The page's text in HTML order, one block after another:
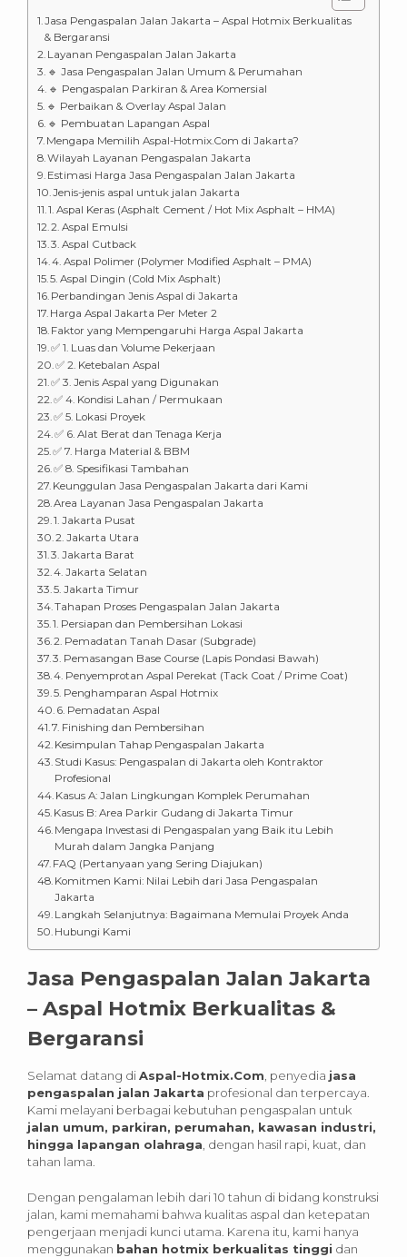
Jasa Pengaspalan Jalan Jakarta – Aspal Hotmix Berkualitas
& Bergaransi
Layanan Pengaspalan Jalan Jakarta
🔹 Jasa Pengaspalan Jalan Umum & Perumahan
🔹 Pengaspalan Parkiran & Area Komersial
🔹 Perbaikan & Overlay Aspal Jalan
🔹 Pembuatan Lapangan Aspal
Mengapa Memilih Aspal-Hotmix.Com di Jakarta?
Wilayah Layanan Pengaspalan Jakarta
Estimasi Harga Jasa Pengaspalan Jalan Jakarta
Jenis-jenis aspal untuk jalan Jakarta
1. Aspal Keras (Asphalt Cement / Hot Mix Asphalt – HMA)
2. Aspal Emulsi
3. Aspal Cutback
4. Aspal Polimer (Polymer Modified Asphalt – PMA)
5. Aspal Dingin (Cold Mix Asphalt)
Perbandingan Jenis Aspal di Jakarta
Harga Aspal Jakarta Per Meter 2
Faktor yang Mempengaruhi Harga Aspal Jakarta
✅ 1. Luas dan Volume Pekerjaan
✅ 2. Ketebalan Aspal
✅ 3. Jenis Aspal yang Digunakan
✅ 4. Kondisi Lahan / Permukaan
✅ 5. Lokasi Proyek
✅ 6. Alat Berat dan Tenaga Kerja
✅ 7. Harga Material & BBM
✅ 8. Spesifikasi Tambahan
Keunggulan Jasa Pengaspalan Jakarta dari Kami
Area Layanan Jasa Pengaspalan Jakarta
1. Jakarta Pusat
2. Jakarta Utara
3. Jakarta Barat
4. Jakarta Selatan
5. Jakarta Timur
Tahapan Proses Pengaspalan Jalan Jakarta
1. Persiapan dan Pembersihan Lokasi
2. Pemadatan Tanah Dasar (Subgrade)
3. Pemasangan Base Course (Lapis Pondasi Bawah)
4. Penyemprotan Aspal Perekat (Tack Coat / Prime Coat)
5. Penghamparan Aspal Hotmix
6. Pemadatan Aspal
7. Finishing dan Pembersihan
Kesimpulan Tahap Pengaspalan Jakarta
Studi Kasus: Pengaspalan di Jakarta oleh Kontraktor
Profesional
Kasus A: Jalan Lingkungan Komplek Perumahan
Kasus B: Area Parkir Gudang di Jakarta Timur
Mengapa Investasi di Pengaspalan yang Baik itu Lebih
Murah dalam Jangka Panjang
FAQ (Pertanyaan yang Sering Diajukan)
Komitmen Kami: Nilai Lebih dari Jasa Pengaspalan
Jakarta
Langkah Selanjutnya: Bagaimana Memulai Proyek Anda
Hubungi Kami
Jasa Pengaspalan Jalan Jakarta
– Aspal Hotmix Berkualitas &
Bergaransi
Selamat datang di Aspal-Hotmix.Com , penyedia jasa
pengaspalan jalan Jakarta profesional dan terpercaya.
Kami melayani berbagai kebutuhan pengaspalan untuk
jalan umum, parkiran, perumahan, kawasan industri,
hingga lapangan olahraga , dengan hasil rapi, kuat, dan
tahan lama.
Dengan pengalaman lebih dari 10 tahun di bidang konstruksi
jalan, kami memahami bahwa kualitas aspal dan ketepatan
pengerjaan menjadi kunci utama. Karena itu, kami hanya
menggunakan bahan hotmix berkualitas tinggi dan